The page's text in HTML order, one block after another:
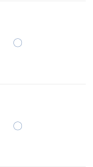
〇
〇